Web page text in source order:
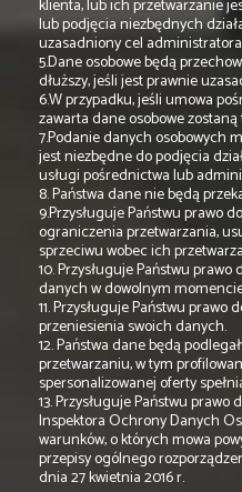
klienta, lub ich przetwarzanie
lub podjęcia niezbędnych
uzasadniony cel administratora
5.Dane osobowe będą
dłuższy, jeśli jest prawnie
6.W przypadku, jeśli umowa
zawarta dane osobowe
7.Podanie danych osobowych
jest niezbędne do podjęcia
usługi pośrednictwa lub
8. Państwa dane nie będą
9.Przysługuje Państwu prawo
ograniczenia przetwarzania,
sprzeciwu wobec ich
10. Przysługuje Państwu
danych w dowolnym
11. Przysługuje Państwu
przeniesienia swoich danych.
12. Państwa dane będą
przetwarzaniu, w tym
spersonalizowanej oferty
13. Przysługuje Państwu
Inspektora Ochrony Danych
warunków, o których mowa
przepisy ogólnego
dnia 27 kwietnia 2016 r.